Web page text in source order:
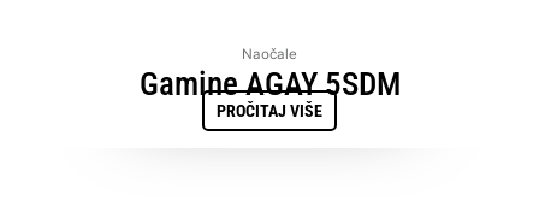
Naočale
Gamine AGAY 5SDM
PROČITAJ VIŠE